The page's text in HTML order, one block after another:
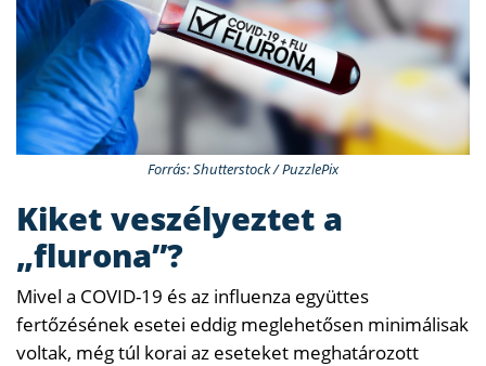
Forrás: Shutterstock / PuzzlePix
Kiket veszélyeztet a
„flurona”?
Mivel a COVID-19 és az influenza együttes
fertőzésének esetei eddig meglehetősen minimálisak
voltak, még túl korai az eseteket meghatározott